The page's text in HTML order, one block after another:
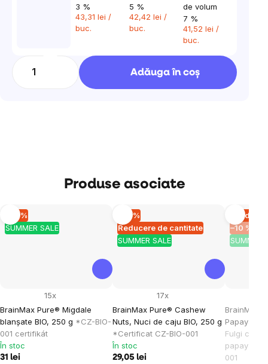
Adăuga în coş
3 %
43,31 lei /
buc.
5 %
42,42 lei /
buc.
de volum
7 %
41,52 lei /
buc.
Produse asociate
SUMMER SALE
–10 %
BrainMax Pure® Migdale
blanșate BIO, 250 g *CZ-BIO-
001 certifikát
15x
În stoc
31 lei
Reducere de cantitate
SUMMER SALE
–10 %
BrainMax Pure® Cashew
Nuts, Nuci de caju BIO, 250 g
*Certificat CZ-BIO-001
17x
În stoc
29,05 lei
SUMMER
Vândut
–10 %
BrainMax
Papaya
Fulgi copti
papaya /
001